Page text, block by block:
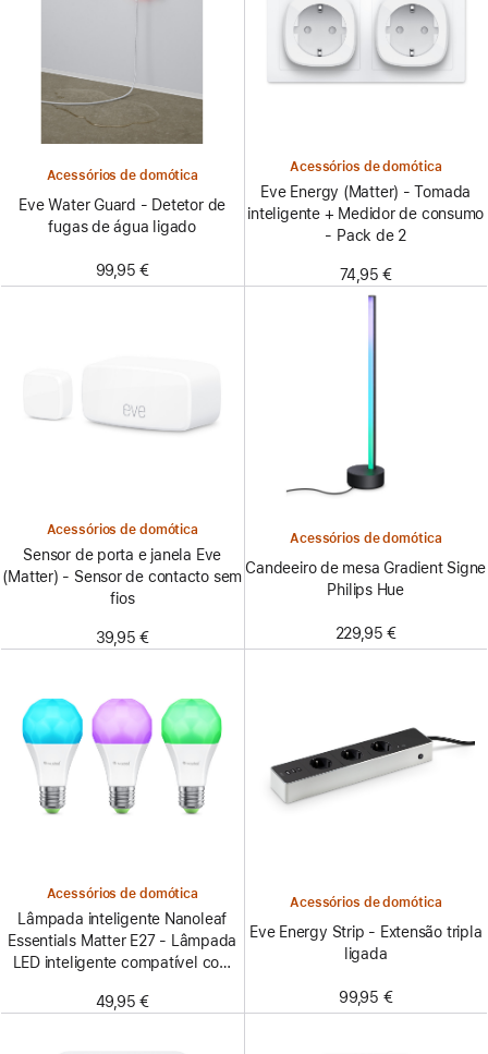
Acessórios de domótica
Eve Water Guard - Detetor de
fugas de água ligado
99,95 €
Acessórios de domótica
Eve Energy (Matter) - Tomada
inteligente + Medidor de consumo
- Pack de 2
74,95 €
Acessórios de domótica
Sensor de porta e janela Eve
(Matter) - Sensor de contacto sem
fios
39,95 €
Acessórios de domótica
Candeeiro de mesa Gradient Signe
Philips Hue
229,95 €
Acessórios de domótica
Lâmpada inteligente Nanoleaf
Essentials Matter E27 - Lâmpada
LED inteligente compatível com
colorida (pacote de 3)
49,95 €
Acessórios de domótica
Eve Energy Strip - Extensão tripla
ligada
99,95 €